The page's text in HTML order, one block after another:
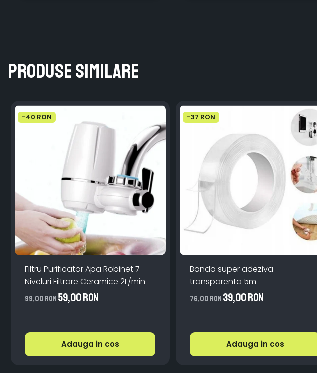
Produse similare
-40 RON
Filtru Purificator Apa Robinet 7
Niveluri Filtrare Ceramice 2L/min
99,00 RON59,00 RON
Adauga in cos
-37 RON
Banda super adeziva
transparenta 5m
76,00 RON39,00 RON
Adauga in cos